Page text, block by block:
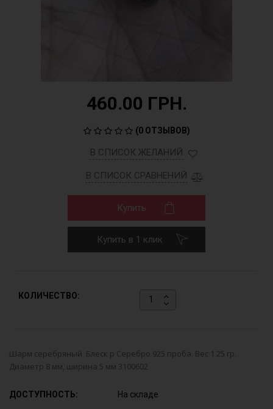
460.00 ГРН.
(0 ОТЗЫВОВ)
В СПИСОК ЖЕЛАНИЙ
В СПИСОК СРАВНЕНИЙ
Купить
Купить в 1 клик
КОЛИЧЕСТВО:
Шарм серебряный Блеск р Серебро 925 проба. Вес 1.25 гр.
Диаметр 8 мм, ширина 5 мм 3100602
ДОСТУПНОСТЬ: На складе